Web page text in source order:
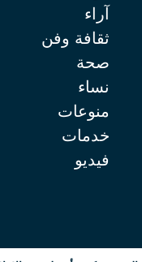
آراء
ثقافة وفن
صحة
نساء
منوعات
خدمات
فيديو